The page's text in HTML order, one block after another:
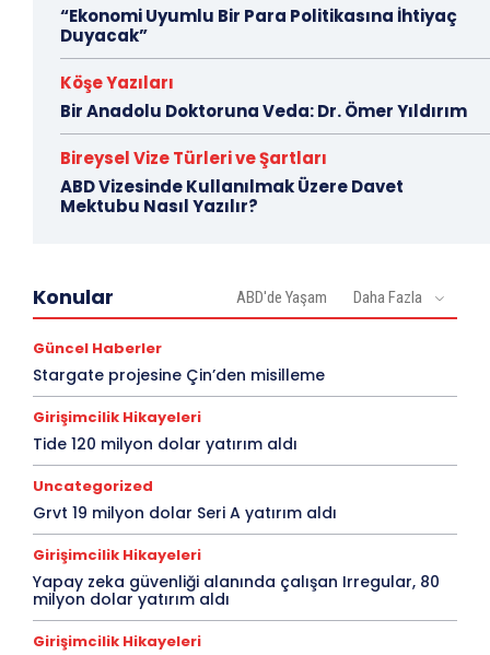
“Ekonomi Uyumlu Bir Para Politikasına İhtiyaç
Duyacak”
Köşe Yazıları
Bir Anadolu Doktoruna Veda: Dr. Ömer Yıldırım
Bireysel Vize Türleri ve Şartları
ABD Vizesinde Kullanılmak Üzere Davet
Mektubu Nasıl Yazılır?
Konular ABD'de Yaşam Daha Fazla
Güncel Haberler
Stargate projesine Çin’den misilleme
Girişimcilik Hikayeleri
Tide 120 milyon dolar yatırım aldı
Uncategorized
Grvt 19 milyon dolar Seri A yatırım aldı
Girişimcilik Hikayeleri
Yapay zeka güvenliği alanında çalışan Irregular, 80
milyon dolar yatırım aldı
Girişimcilik Hikayeleri